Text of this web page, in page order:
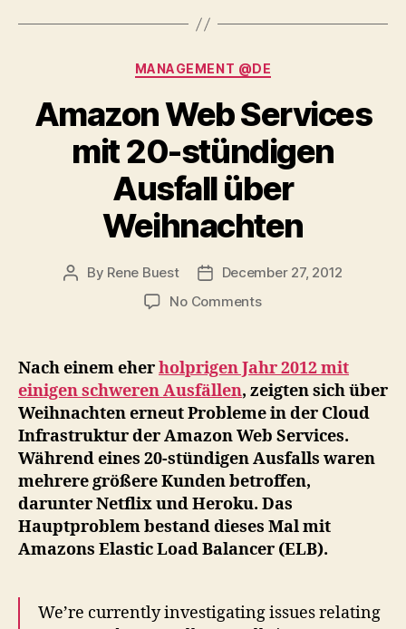
Categories
MANAGEMENT @DE
Amazon Web Services
mit 20-stündigen
Ausfall über
Weihnachten
Post
By Rene Buest
PostDecember 27, 2012
No Commentson
Services
mit
20-
stündigen
Ausfall
über
Weihnachten
Nach einem eherholprigen Jahr 2012 mit
einigen schweren Ausfällen, zeigten sich über
Weihnachten erneut Probleme in der Cloud
Infrastruktur der Amazon Web Services.
Während eines 20-stündigen Ausfalls waren
mehrere größere Kunden betroffen,
darunter Netflix und Heroku. Das
Hauptproblem bestand dieses Mal mit
Amazons Elastic Load Balancer (ELB).
We’re currently investigating issues relating